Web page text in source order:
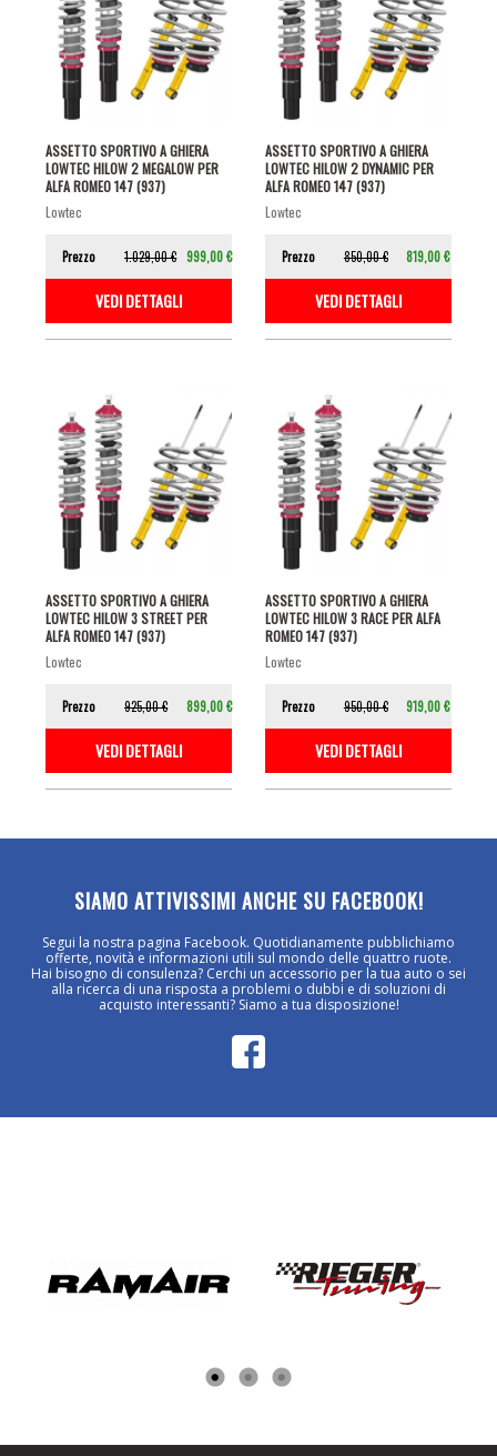
ASSETTO SPORTIVO A GHIERA
LOWTEC HILOW 2 MEGALOW PER
ALFA ROMEO 147 (937)
lowtec
Prezzo 1.029,00 € 999,00 €
VEDI DETTAGLI
ASSETTO SPORTIVO A GHIERA
LOWTEC HILOW 2 DYNAMIC PER
ALFA ROMEO 147 (937)
lowtec
Prezzo 850,00 € 819,00 €
VEDI DETTAGLI
ASSETTO SPORTIVO A GHIERA
LOWTEC HILOW 3 STREET PER
ALFA ROMEO 147 (937)
lowtec
Prezzo 925,00 € 899,00 €
VEDI DETTAGLI
ASSETTO SPORTIVO A GHIERA
LOWTEC HILOW 3 RACE PER ALFA
ROMEO 147 (937)
lowtec
Prezzo 950,00 € 919,00 €
VEDI DETTAGLI
SIAMO ATTIVISSIMI ANCHE SU FACEBOOK!
Segui la nostra pagina Facebook. Quotidianamente pubblichiamo
offerte, novità e informazioni utili sul mondo delle quattro ruote.
Hai bisogno di consulenza? Cerchi un accessorio per la tua auto o sei
alla ricerca di una risposta a problemi o dubbi e di soluzioni di
acquisto interessanti? Siamo a tua disposizione!